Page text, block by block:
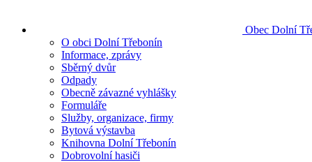
Obec Dolní
O obci Dolní Třebonín
Informace, zprávy
Sběrný dvůr
Odpady
Obecně závazné vyhlášky
Formuláře
Služby, organizace, firmy
Bytová výstavba
Knihovna Dolní Třebonín
Dobrovolní hasiči